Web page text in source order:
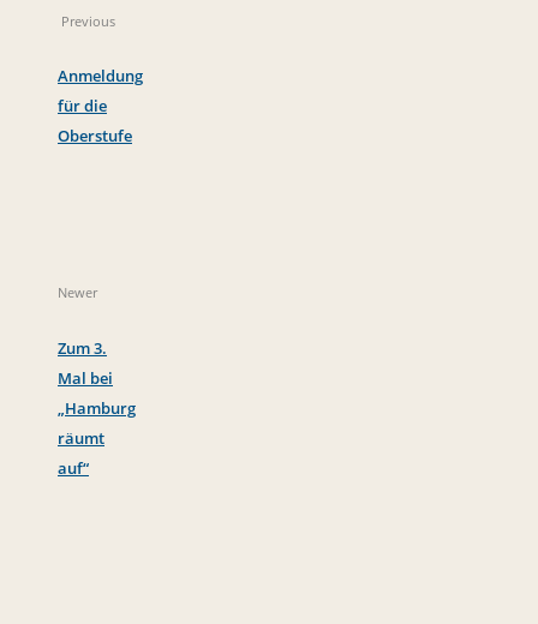
Previous
Anmeldung
für die
Oberstufe
Newer
Zum 3.
Mal bei
„Hamburg
räumt
auf“